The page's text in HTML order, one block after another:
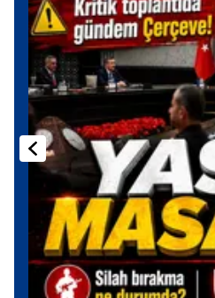
Sizlere daha iyi bir hizmet
Sitemizde kendimize ve
kullanılmaktadır. Bu çerezler
verileriniz işlenmekte olup
toplumu hizmetlerinin
kullanılmaktadır. Diğer
kılınması ve kişiselleştirilmesi
reklam/pazarlama faaliyetlerinin
sınırlı olarak açık rızanız
Çerezlere ilişkin tercihlerinizi
vasıtasıyla belirleyebilirsiniz.
için Ayarlar butonuna